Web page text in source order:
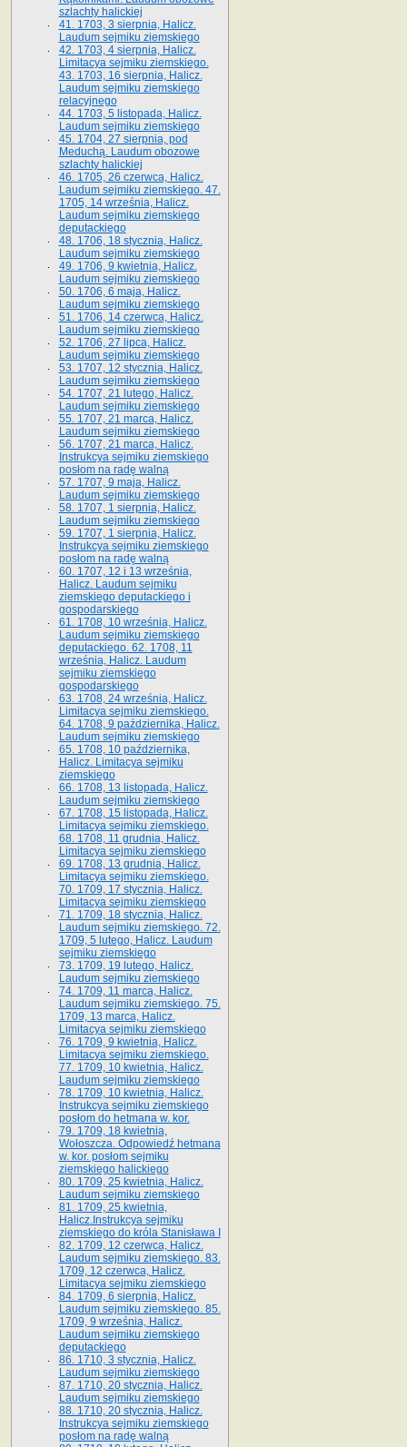
szlachty halickiej
41­. 1703, 3 sierpnia, Halicz.
Laudum sejmiku ziemskiego
42. 1703, 4 sierpnia, Halicz.
Limitacya sejmiku ziemskiego.
43. 1703, 16 sierpnia, Halicz.
Laudum sejmiku ziemskiego
relacyjnego
44. 1703, 5 listopada, Halicz.
Laudum sejmiku ziemskiego
45. 1704, 27 sierpnia, pod
Meduchą. Laudum obozowe
szlachty halickiej
46. 1705, 26 czerwca, Halicz.
Laudum sejmiku ziemskiego. 47.
1705, 14 września, Halicz.
Laudum sejmiku ziemskiego
deputackiego
48. 1706, 18 stycznia, Halicz.
Laudum sejmiku ziemskiego
49. 1706, 9 kwietnia, Halicz.
Laudum sejmiku ziemskiego
50. 1706, 6 maja, Halicz.
Laudum sejmiku ziemskiego
51. 1706, 14 czerwca, Halicz.
Laudum sejmiku ziemskiego
52. 1706, 27 lipca, Halicz.
Laudum sejmiku ziemskiego
53. 1707, 12 stycznia, Halicz.
Laudum sejmiku ziemskiego
54. 1707, 21 lutego, Halicz.
Laudum sejmiku ziemskiego
55. 1707, 21 marca, Halicz.
Laudum sejmiku ziemskiego
56. 1707, 21 marca, Halicz.
Instrukcya sejmiku ziemskiego
posłom na radę walną
57. 1707, 9 maja, Halicz.
Laudum sejmiku ziemskiego
58. 1707, 1 sierpnia, Halicz.
Laudum sejmiku ziemskiego
59. 1707, 1 sierpnia, Halicz.
Instrukcya sejmiku ziemskiego
posłom na radę walną
60. 1707, 12 i 13 września,
Halicz. Laudum sejmiku
ziemskiego deputackiego i
gospodarskiego
61. 1708, 10 września, Halicz.
Laudum sejmiku ziemskiego
deputackiego. 62. 1708, 11
września, Halicz. Laudum
sejmiku ziemskiego
gospodarskiego
63. 1708, 24 września, Halicz.
Limitacya sejmiku ziemskiego.
64. 1708, 9 października, Halicz.
Laudum sejmiku ziemskiego
65­. 1708, 10 października,
Halicz. Limitacya sejmiku
ziemskiego
66. 1708, 13 listopada, Halicz.
Laudum sejmiku ziemskiego
67. 1708, 15 listopada, Halicz.
Limitacya sejmiku ziemskiego.
68. 1708, 11 grudnia, Halicz.
Limitacya sejmiku ziemskiego
69. 1708, 13 grudnia, Halicz.
Limitacya sejmiku ziemskiego.
70. 1709, 17 stycznia, Halicz.
Limitacya sejmiku ziemskiego
71. 1709, 18 stycznia, Halicz.
Laudum sejmiku ziemskiego. 72.
1709, 5 lutego, Halicz. Laudum
sejmiku ziemskiego
73. 1709, 19 lutego, Halicz.
Laudum sejmiku ziemskiego
74. 1709, 11 marca, Halicz.
Laudum sejmiku ziemskiego. 75.
1709, 13 marca, Halicz.
Limitacya sejmiku ziemskiego
76. 1709, 9 kwietnia, Halicz.
Limitacya sejmiku ziemskiego.
77. 1709, 10 kwietnia, Halicz.
Laudum sejmiku ziemskiego
78. 1709, 10 kwietnia, Halicz.
Instrukcya sejmiku ziemskiego
posłom do hetmana w. kor.
79. 1709, 18 kwietnia,
Wołoszcza. Odpowiedź hetmana
w. kor. posłom sejmiku
ziemskiego halickiego
80. 1709, 25 kwietnia, Halicz.
Laudum sejmiku ziemskiego
81. 1709, 25 kwietnia,
Halicz.Instrukcya sejmiku
ziemskiego do króla Stanisława I
82. 1709, 12 czerwca, Halicz.
Laudum sejmiku ziemskiego. 83.
1709, 12 czerwca, Halicz.
Limitacya sejmiku ziemskiego
84. 1709, 6 sierpnia, Halicz.
Laudum sejmiku ziemskiego. 85.
1709, 9 września, Halicz.
Laudum sejmiku ziemskiego
deputackiego
86. 1710, 3 stycznia, Halicz.
Laudum sejmiku ziemskiego
87. 1710, 20 stycznia, Halicz.
Laudum sejmiku ziemskiego
88. 1710, 20 stycznia, Halicz.
Instrukcya sejmiku ziemskiego
posłom na radę walną